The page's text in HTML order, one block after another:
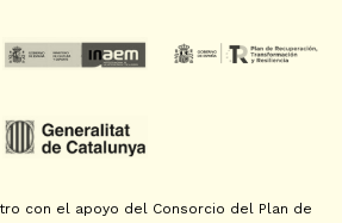
con el apoyo del Consorcio del Plan de